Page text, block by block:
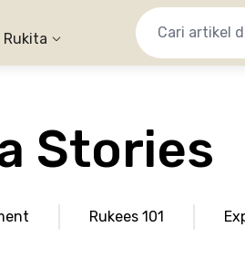
Stories
Rukees 101